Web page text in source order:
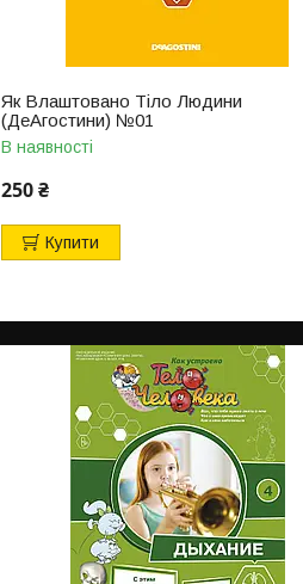
Як Влаштовано Тіло Людини
(ДеАгостини) №01
В наявності
250 ₴
Купити